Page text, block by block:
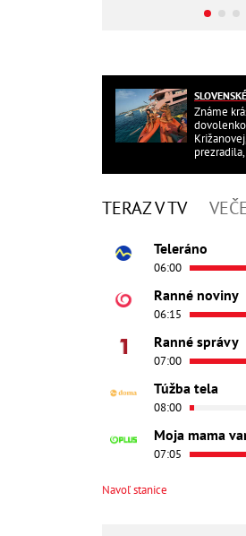
Známe
TERAZ V TV
Teleráno
06:00
Ranné noviny
06:15
Ranné správy
07:00
Túžba tela
08:00
07:05
Navoľ stanice